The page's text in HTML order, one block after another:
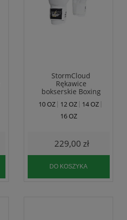
StormCloud
Rękawice
bokserskie Boxing
Pro Białe
10 OZ 12 OZ
14 OZ
16 OZ
229,00 zł
DO KOSZYKA